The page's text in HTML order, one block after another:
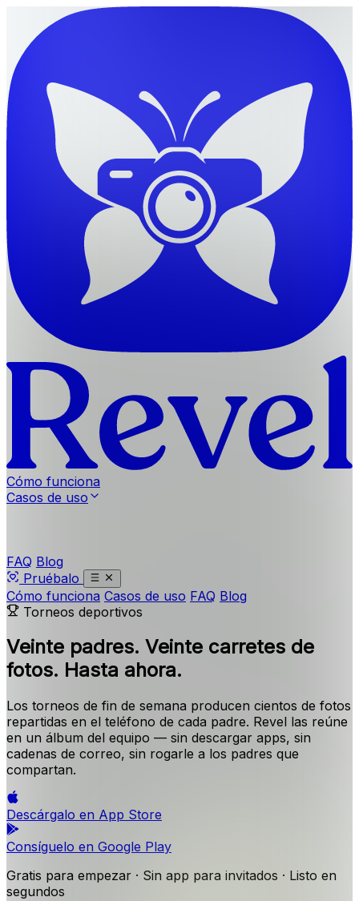
Cómo funciona
Casos de uso
FAQ Blog
Pruébalo
Cómo funciona Casos de uso FAQ Blog
Torneos deportivos
Veinte padres. Veinte carretes de
fotos. Hasta ahora.
Los torneos de fin de semana producen cientos de fotos
repartidas en el teléfono de cada padre. Revel las reúne
en un álbum del equipo — sin descargar apps, sin
cadenas de correo, sin rogarle a los padres que
compartan.
Descárgalo en App Store
Consíguelo en Google Play
Gratis para empezar · Sin app para invitados · Listo en
segundos